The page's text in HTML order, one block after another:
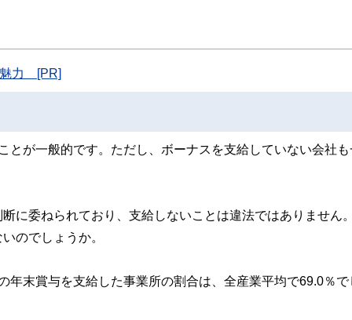
ンシェルジュを目指します。
魅力 [PR]
とが一般的です。ただし、ボーナスを支給していない会社も
に委ねられており、支給しないことは違法ではありません
のでしょうか。
末賞与を支給した事業所の割合は、全産業平均で69.0％で